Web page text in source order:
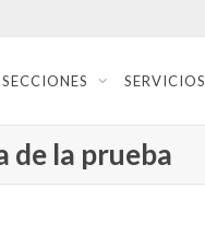
SECCIONES SERVICIOS
de la prueba